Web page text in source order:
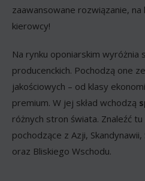
zaawansowane rozwiązanie,
kierowcy!
Na rynku oponiarskim wyróżnia
producenckich. Pochodzą one
jakościowych – od klasy
premium. W jej skład wchodzą
różnych stron świata. Znaleźć
pochodzące z Azji,
oraz Bliskiego Wschodu.